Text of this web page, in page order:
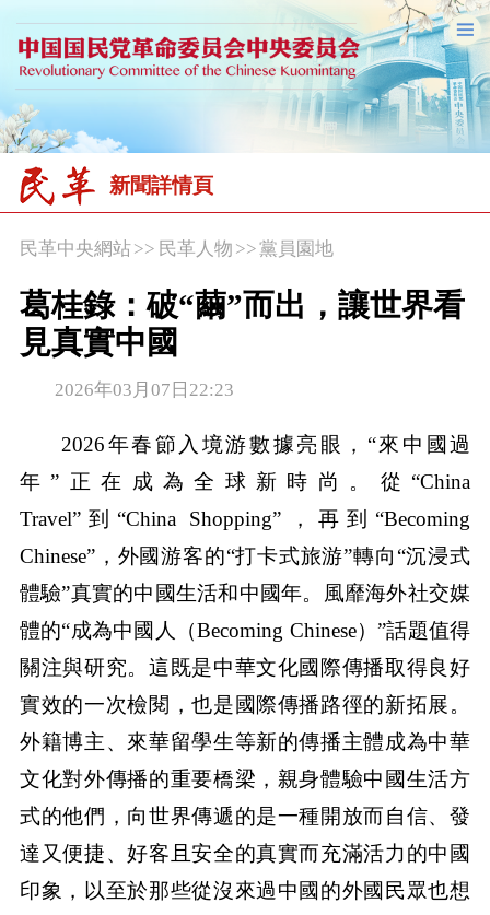
新聞詳情頁
民革中央網站>> 民革人物 >>黨員園地
葛桂錄：破“繭”而出，讓世界看
見真實中國
2026年03月07日22:23
2026年春節入境游數據亮眼，“來中國過
年”正在成為全球新時尚。從“China
Travel”到“China Shopping”，再到“Becoming
Chinese”，外國游客的“打卡式旅游”轉向“沉浸式
體驗”真實的中國生活和中國年。風靡海外社交媒
體的“成為中國人（Becoming Chinese）”話題值得
關注與研究。這既是中華文化國際傳播取得良好
實效的一次檢閱，也是國際傳播路徑的新拓展。
外籍博主、來華留學生等新的傳播主體成為中華
文化對外傳播的重要橋梁，親身體驗中國生活方
式的他們，向世界傳遞的是一種開放而自信、發
達又便捷、好客且安全的真實而充滿活力的中國
印象，以至於那些從沒來過中國的外國民眾也想